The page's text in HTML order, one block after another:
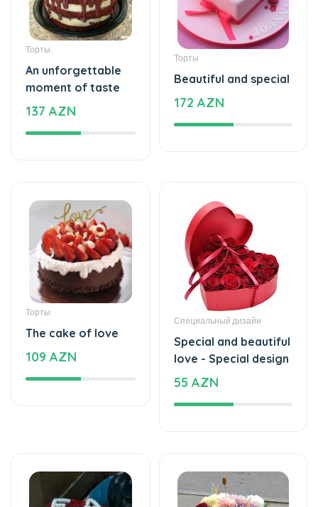
Торты
An unforgettable
moment of taste
137 AZN
Торты
Beautiful and special
172 AZN
Торты
The cake of love
109 AZN
Специальный дизайн
Special and beautiful
love - Special design
55 AZN